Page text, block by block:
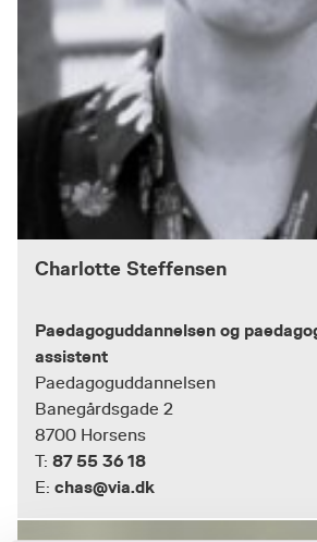
Charlotte Steffensen
Paedagoguddannelsen og
assistent
Paedagoguddannelsen
Banegårdsgade 2
8700 Horsens
T: 87 55 36 18
E: chas@via.dk